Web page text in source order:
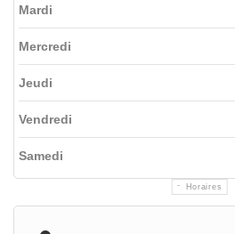
Horaires
Mardi
Mercredi
Jeudi
Vendredi
Samedi